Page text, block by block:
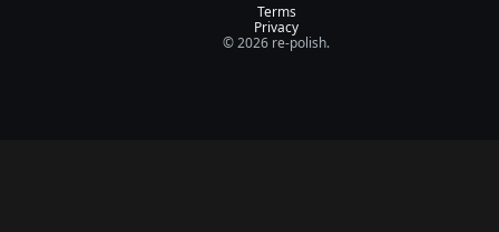
© 2026 re-polish.
Privacy
Terms